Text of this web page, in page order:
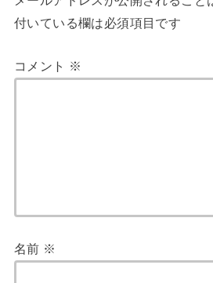
付いている欄は必須項目です
コメント ※
名前 ※